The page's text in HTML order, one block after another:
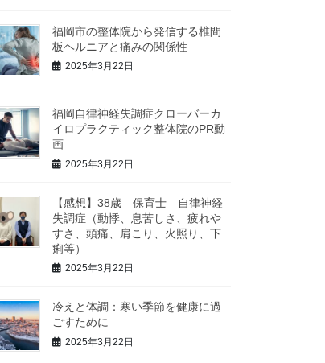
福岡市の整体院から発信する椎間
板ヘルニアと痛みの関係性
2025年3月22日
福岡自律神経失調症クローバーカ
イロプラクティック整体院のPR動
画
2025年3月22日
【感想】38歳 保育士 自律神経
失調症（動悸、息苦しさ、疲れや
すさ、頭痛、肩こり、火照り、下
痢等）
2025年3月22日
冷えと体調：寒い季節を健康に過
ごすために
2025年3月22日